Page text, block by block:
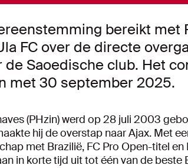
bereikt met
FC over de directe
de Saoedische club. Het
met 30 september 2025.
(PHzin) werd op 28 juli 2003
hij de overstap naar Ajax. Met
met Brazilië, FC Pro Open-titel
in korte tijd uit tot één van de beste